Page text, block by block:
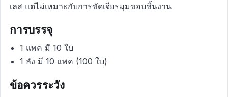
เลส แต่ไม่เหมาะกับการขัดเจียรมุมขอบชิ้นงาน
การบรรจุ
1 แพค มี 10 ใบ
1 ลัง มี 10 แพค (100 ใบ)
ข้อควรระวัง